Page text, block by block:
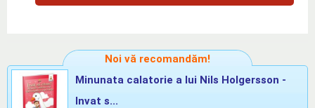
Noi vă recomandăm!
Minunata calatorie a lui Nils Holgersson -
Invat s...